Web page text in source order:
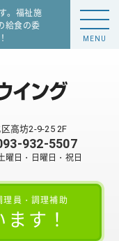
。福祉施
給食の委
高坊2-9-25 2F
932-5507
日・日曜日・祝日
理員・調理補助
す！
MENU